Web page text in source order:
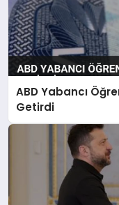
ABD Yabancı
Getirdi